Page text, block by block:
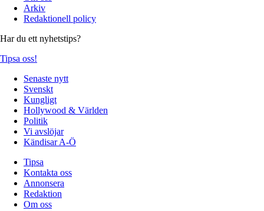
Arkiv
Redaktionell policy
Har du ett nyhetstips?
Tipsa oss!
Senaste nytt
Svenskt
Kungligt
Hollywood & Världen
Politik
Vi avslöjar
Kändisar A-Ö
Tipsa
Kontakta oss
Annonsera
Redaktion
Om oss